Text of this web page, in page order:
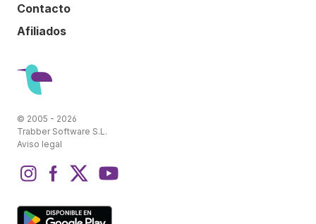
Contacto
Afiliados
© 2005 - 2026
Trabber Software S.L.
Aviso legal